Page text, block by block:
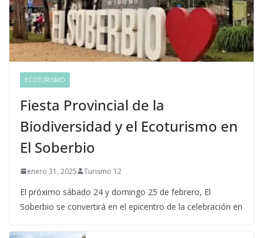
ECOTURISMO
Fiesta Provincial de la
Biodiversidad y el Ecoturismo en
El Soberbio
enero 31, 2025 Turismo 12
El próximo sábado 24 y domingo 25 de febrero, El
Soberbio se convertirá en el epicentro de la celebración en